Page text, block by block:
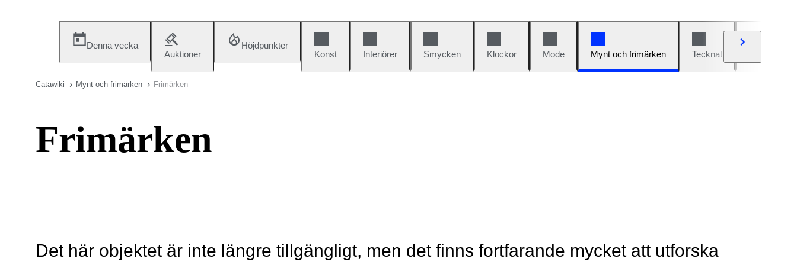
Denna vecka
Auktioner
Höjdpunkter
Konst
Interiörer Smycken Klockor Mode Mynt och frimärken Tecknat
Catawiki Mynt och frimärken Frimärken
Frimärken
Det här objektet är inte längre tillgängligt, men det finns fortfarande mycket att utforska